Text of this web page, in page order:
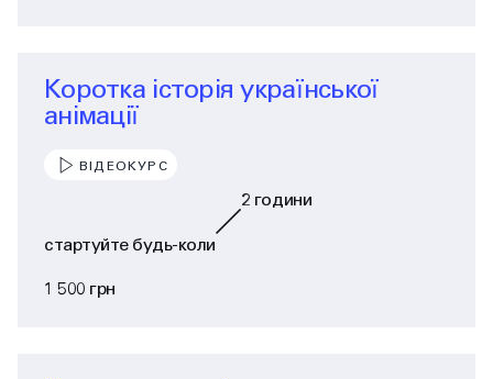
Коротка історія української
анімації
ВІДЕОКУРС
стартуйте будь-коли
2 години
1 500 грн